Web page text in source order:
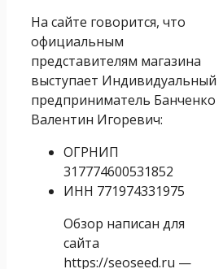
На сайте говорится, что
официальным
представителям магазина
выступает Индивидуальный
предприниматель Банченко
Валентин Игоревич:
ОГРНИП
317774600531852
ИНН 771974331975
Обзор написан для
сайта
https://seoseed.ru —